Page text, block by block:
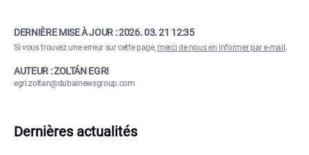
DERNIÈRE MISE À JOUR :2026. 03. 21 12:35
Si vous trouvez une erreur sur cette page,merci de nous en informer par e-mail .
AUTEUR : ZOLTÁN EGRI
egri.zoltan@dubainewsgroup.com
Dernières actualités